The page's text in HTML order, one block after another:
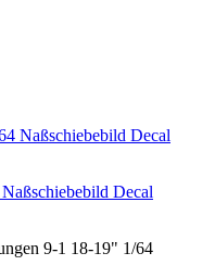
Decal
9-1 18-19" 1/64